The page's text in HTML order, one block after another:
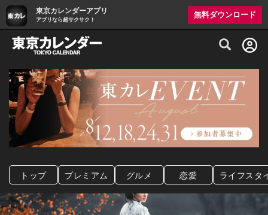
東京カレンダーアプリ
アプリなら超サクサク！
無料ダウンロード
グルメ情報・プレミアムレストラン予約
トップ プレミアム グルメ 恋愛 ライフスタ